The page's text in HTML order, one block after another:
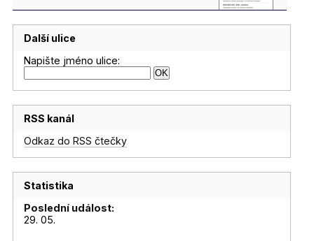
Další ulice
Napište jméno ulice:
RSS kanál
Odkaz do RSS čtečky
Statistika
Poslední událost:
29. 05.